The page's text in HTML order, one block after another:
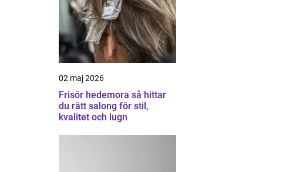
02 maj 2026
Frisör hedemora så hittar
du rätt salong för stil,
kvalitet och lugn